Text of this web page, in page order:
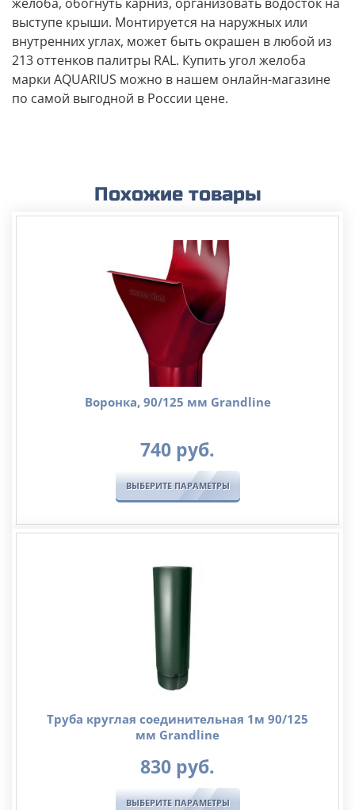
выступе крыши. Монтируется на наружных или
внутренних углах, может быть окрашен в любой из
213 оттенков палитры RAL. Купить угол желоба
марки AQUARIUS можно в нашем онлайн-магазине
по самой выгодной в России цене.
Похожие товары
Воронка, 90/125 мм Grandline
740 руб.
ВЫБЕРИТЕ ПАРАМЕТРЫ
Труба круглая соединительная 1м 90/125
мм Grandline
830 руб.
ВЫБЕРИТЕ ПАРАМЕТРЫ